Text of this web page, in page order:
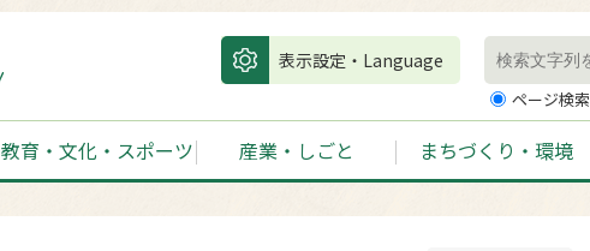
表示設定・Language
ページ検索
教育・文化・スポーツ 産業・しごと まちづくり・環境